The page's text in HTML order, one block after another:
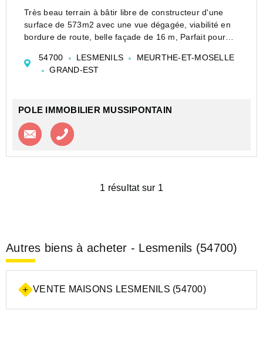
Très beau terrain à bâtir libre de constructeur d'une
surface de 573m2 avec une vue dégagée, viabilité en
bordure de route, belle façade de 16 m, Parfait pour
Les informations sur les risques auxquels ce bien est
exposé sont dispo...
54700 LESMENILS
MEURTHE-ET-MOSELLE
GRAND-EST
POLE IMMOBILIER MUSSIPONTAIN
Contacter l'agence
1 résultat sur 1
Autres biens à acheter - Lesmenils (54700)
VENTE MAISONS LESMENILS (54700)